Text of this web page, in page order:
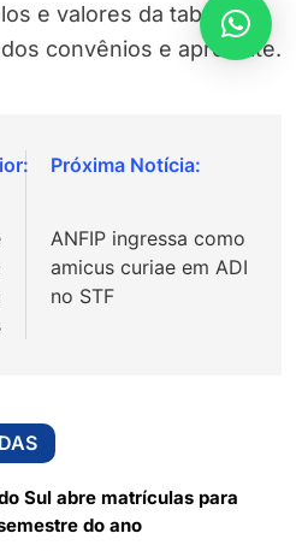
e valores da tabela
convênios e aproveite.
ANFIP ingressa como
amicus curiae em ADI
no STF
Sul abre matrículas para
do ano